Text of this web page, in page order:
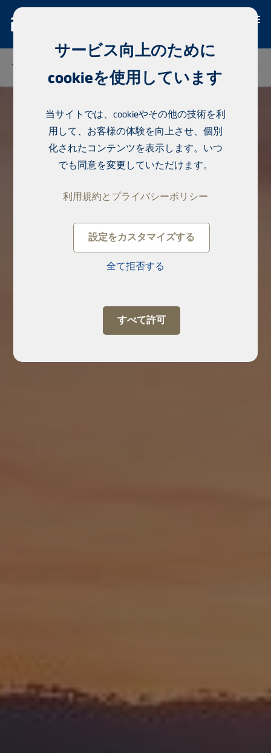
フィンランド タイ セネガル ナイジェリア
サービス向上のために
cookieを使用しています
当サイトでは、cookieやその他の技術を利
用して、お客様の体験を向上させ、個別
化されたコンテンツを表示します。いつ
でも同意を変更していただけます。
利用規約とプライバシーポリシー
設定をカスタマイズする
全て拒否する
すべて許可